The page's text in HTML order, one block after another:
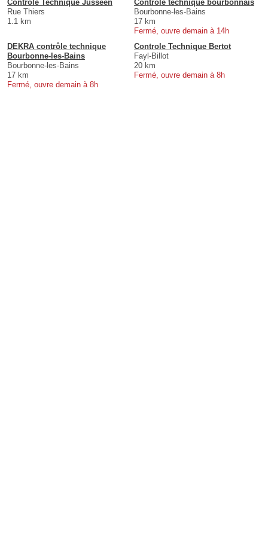
Controle Technique Jusseen
Rue Thiers
1.1 km
Contrôle technique bourbonnais
Bourbonne-les-Bains
17 km
Fermé, ouvre demain à 14h
DEKRA contrôle technique
Bourbonne-les-Bains
Bourbonne-les-Bains
17 km
Fermé, ouvre demain à 8h
Controle Technique Bertot
Fayl-Billot
20 km
Fermé, ouvre demain à 8h